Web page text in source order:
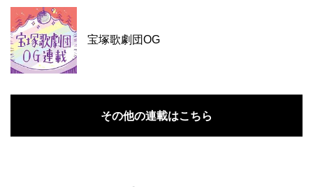
宝塚歌劇団OG
その他の連載はこちら